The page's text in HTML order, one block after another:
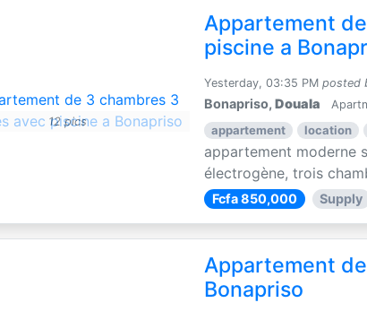
12 pics
Appartement
piscine a
Yesterday, 03:35 PM posted
Bonapriso,Douala
appartement location
appartement moderne
électrogène, trois
Fcfa 850,000 Supply
Appartement
Bonapriso